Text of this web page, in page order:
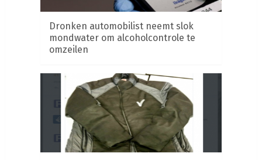
Dronken automobilist neemt slok
mondwater om alcoholcontrole te
omzeilen